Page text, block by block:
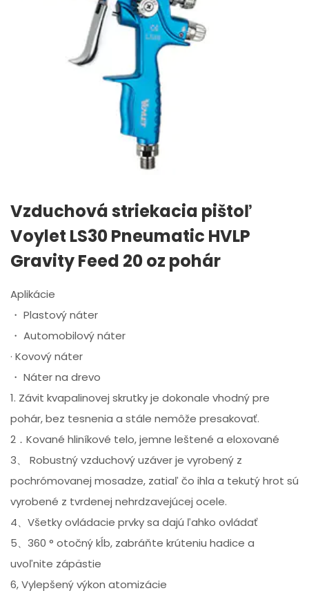
Vzduchová striekacia pištoľ
Voylet LS30 Pneumatic HVLP
Gravity Feed 20 oz pohár
Aplikácie
・ Plastový náter
・ Automobilový náter
· Kovový náter
・ Náter na drevo
1. Závit kvapalinovej skrutky je dokonale vhodný pre
pohár, bez tesnenia a stále nemôže presakovať.
2．Kované hliníkové telo, jemne leštené a eloxované
3、 Robustný vzduchový uzáver je vyrobený z
pochrómovanej mosadze, zatiaľ čo ihla a tekutý hrot sú
vyrobené z tvrdenej nehrdzavejúcej ocele.
4、Všetky ovládacie prvky sa dajú ľahko ovládať
5、360 ° otočný kĺb, zabráňte krúteniu hadice a
uvoľnite zápästie
6, Vylepšený výkon atomizácie